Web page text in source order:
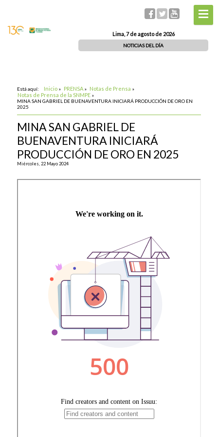
Lima, 7 de agosto de 2026
NOTICIAS DEL DÍA
Está aquí: Inicio » PRENSA » Notas de Prensa »
Notas de Prensa de la SNMPE »
MINA SAN GABRIEL DE BUENAVENTURA INICIARÁ PRODUCCIÓN DE ORO EN
2025
MINA SAN GABRIEL DE
BUENAVENTURA INICIARÁ
PRODUCCIÓN DE ORO EN 2025
Miércoles, 22 Mayo 2024